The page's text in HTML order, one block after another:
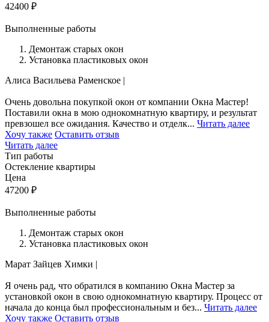
42400 ₽
Выполненные работы
Демонтаж старых окон
Установка пластиковых окон
Алиса Васильева Раменское |
Очень довольна покупкой окон от компании Окна Мастер!
Поставили окна в мою однокомнатную квартиру, и результат
превзошел все ожидания. Качество и отделк... Читать далее
Хочу также Оставить отзыв
Читать далее
Тип работы
Остекление квартиры
Цена
47200 ₽
Выполненные работы
Демонтаж старых окон
Установка пластиковых окон
Марат Зайцев Химки |
Я очень рад, что обратился в компанию Окна Мастер за
установкой окон в свою однокомнатную квартиру. Процесс от
начала до конца был профессиональным и без... Читать далее
Хочу также Оставить отзыв